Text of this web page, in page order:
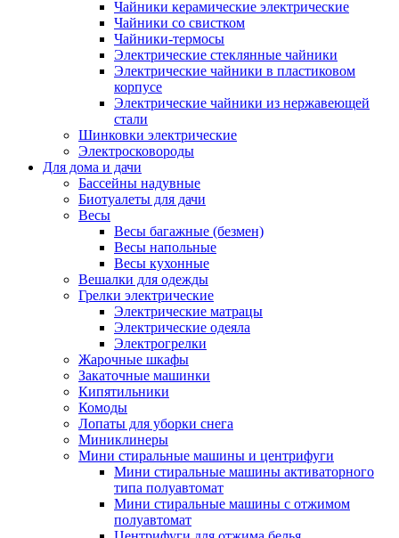
Чайники керамические электрические
Чайники со свистком
Чайники-термосы
Электрические стеклянные чайники
Электрические чайники в пластиковом
корпусе
Электрические чайники из нержавеющей
стали
Шинковки электрические
Электросковороды
Для дома и дачи
Бассейны надувные
Биотуалеты для дачи
Весы
Весы багажные (безмен)
Весы напольные
Весы кухонные
Вешалки для одежды
Грелки электрические
Электрические матрацы
Электрические одеяла
Электрогрелки
Жарочные шкафы
Закаточные машинки
Кипятильники
Комоды
Лопаты для уборки снега
Миниклинеры
Мини стиральные машины и центрифуги
Мини стиральные машины активаторного
типа полуавтомат
Мини стиральные машины с отжимом
полуавтомат